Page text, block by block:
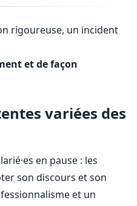
rigoureuse, un incident
et de façon
variées des
en pause : les
son discours et son
et un